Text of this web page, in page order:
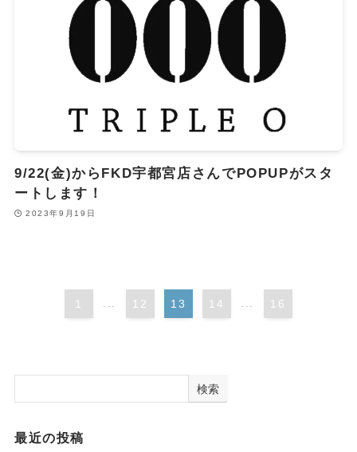
9/22(金)からFKD宇都宮店さんでPOPUPがスタ
ートします！
2023年9月19日
1 ... 12 13 14 ... 16
検索
最近の投稿